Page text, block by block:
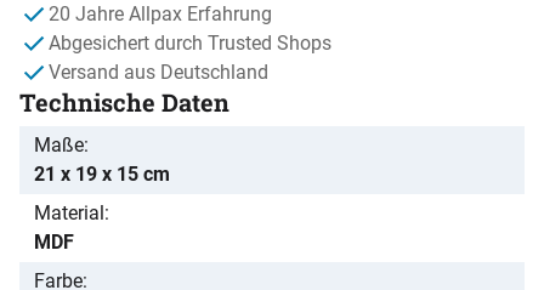
20 Jahre Allpax Erfahrung
Abgesichert durch Trusted Shops
Versand aus Deutschland
Technische Daten
Maße
21 x 19 x 15 cm
Material
MDF
Farbe